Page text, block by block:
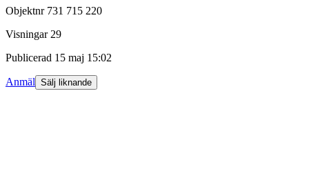
Objektnr 731 715 220
Visningar 29
Publicerad 15 maj 15:02
Anmäl Sälj liknande